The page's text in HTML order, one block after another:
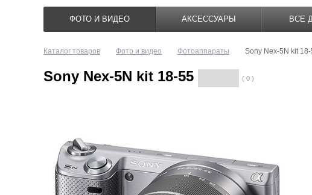
ФОТО И ВИДЕО АКСЕССУАРЫ ВСЕ
Каталог товаров Фото и видео Фотоаппараты Sony Nex-5N kit 18-
Sony Nex-5N kit 18-55 ( 0 )